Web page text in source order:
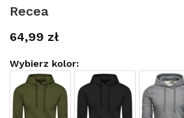
Recea
Cena
64,99 zł
Wybierz kolor: